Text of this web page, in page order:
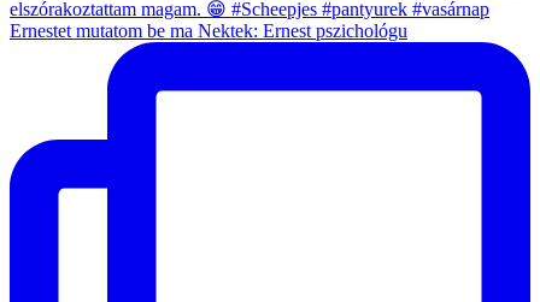
Ernestet mutatom be ma Nektek: Ernest pszichológu